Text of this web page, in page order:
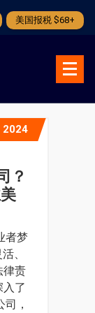
美国报税 $68+
2024
？
者梦
、
律责
了
，